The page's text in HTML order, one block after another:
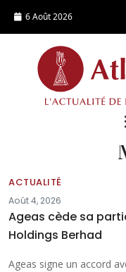
6 Août 2026
ACTUALITÉ
Août 4, 2026
Ageas cède sa
Holdings Berhad
Ageas signe un accord